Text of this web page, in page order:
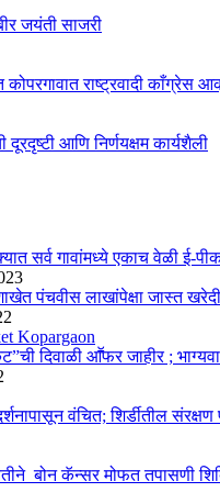
जयंती साजरी
कोपरगावात राष्ट्रवादी काँग्रेस
आणि निर्णयक्षम कार्यशैली
सर्व गावांमध्ये एकाच वेळी ई-
पंचवीस लाखांपेक्षा जास्त
दिवाळी आॕफर जाहीर ;
वंचित; शिर्डीतील संरक्षण
बोन कॅन्सर मोफत तपासणी